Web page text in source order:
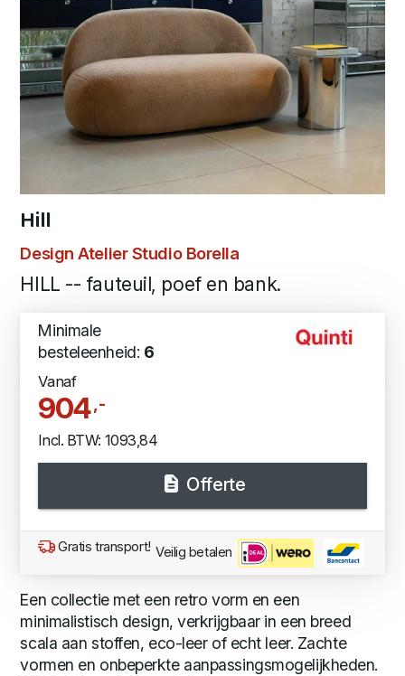
Hill
Design Atelier Studio Borella
HILL -- fauteuil, poef en bank.
Minimale
besteleenheid: 6
Vanaf
904,-
Incl. BTW: 1093,84
Offerte
Gratis transport! Veilig betalen
Een collectie met een retro vorm en een
minimalistisch design, verkrijgbaar in een breed
scala aan stoffen, eco-leer of echt leer. Zachte
vormen en onbeperkte aanpassingsmogelijkheden.